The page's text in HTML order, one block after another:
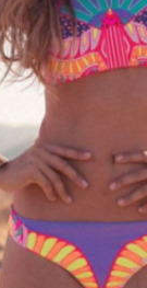
Забора
и уже
рекордные
с
5 самых